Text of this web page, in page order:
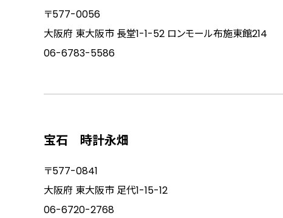
〒577-0056
大阪府 東大阪市 長堂1-1-52 ロンモール布施東館214
06-6783-5586
宝石 時計永畑
〒577-0841
大阪府 東大阪市 足代1-15-12
06-6720-2768